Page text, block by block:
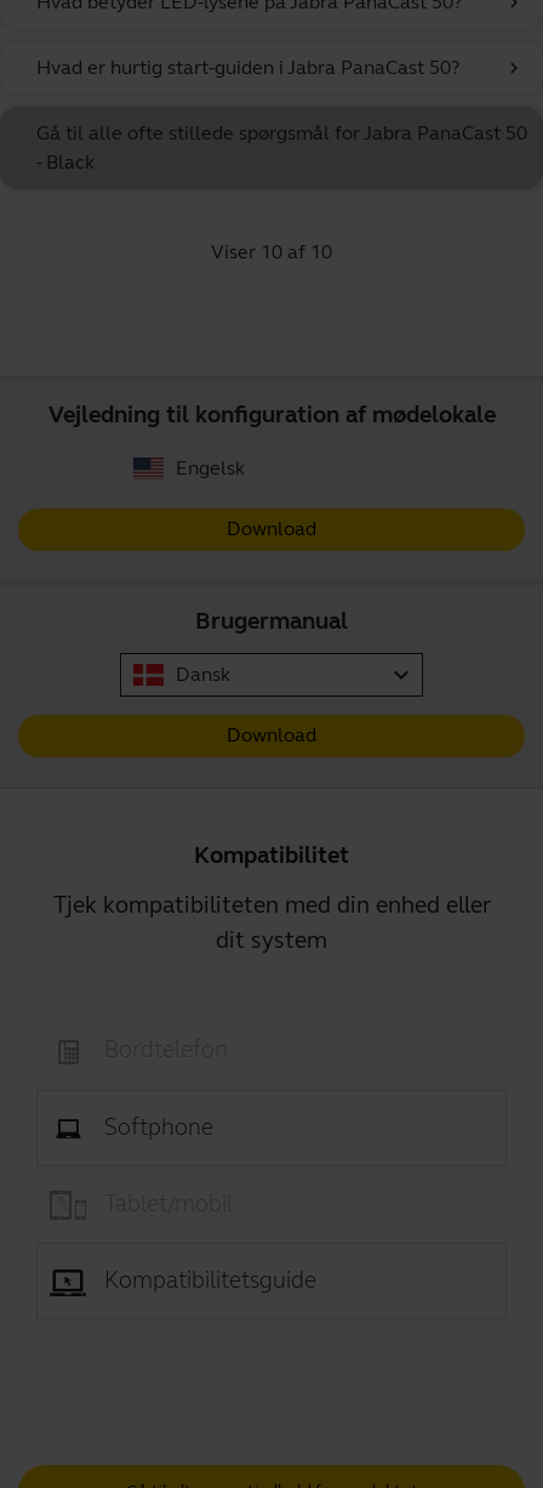
Hvad er hurtig start-guiden i Jabra PanaCast 50? chevron_right
Gå til alle ofte stillede spørgsmål for Jabra PanaCast 50
- Black
Viser 10 af 10
Vejledning til konfiguration af mødelokale
Engelsk
Download
Brugermanual
Dansk expand_more
Download
Kompatibilitet
Tjek kompatibiliteten med din enhed eller
dit system
Softphone
Kompatibilitetsguide